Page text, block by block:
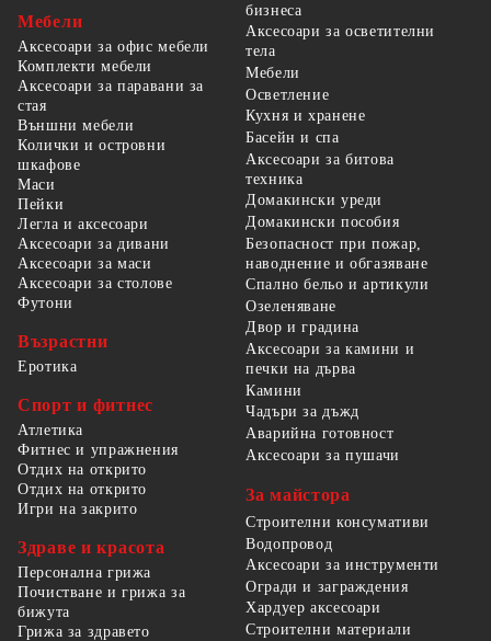
Мебели
Аксесоари за офис мебели
Комплекти мебели
Аксесоари за паравани за
стая
Външни мебели
Колички и островни
шкафове
Маси
Пейки
Легла и аксесоари
Аксесоари за дивани
Аксесоари за маси
Аксесоари за столове
Футони
Възрастни
Еротика
Спорт и фитнес
Атлетика
Фитнес и упражнения
Отдих на открито
Отдих на открито
Игри на закрито
Здраве и красота
Персонална грижа
Почистване и грижа за
бижута
Грижа за здравето
бизнеса
Аксесоари за осветителни
тела
Мебели
Осветление
Кухня и хранене
Басейн и спа
Аксесоари за битова
техника
Домакински уреди
Домакински пособия
Безопасност при пожар,
наводнение и обгазяване
Спално бельо и артикули
Озеленяване
Двор и градина
Аксесоари за камини и
печки на дърва
Камини
Чадъри за дъжд
Аварийна готовност
Аксесоари за пушачи
За майстора
Строителни консумативи
Водопровод
Аксесоари за инструменти
Огради и заграждения
Хардуер аксесоари
Строителни материали